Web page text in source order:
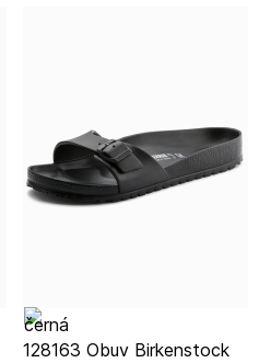
128163 Obuv Birkenstock